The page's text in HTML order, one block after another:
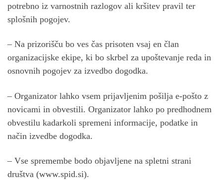
potrebno iz varnostnih razlogov ali kršitev pravil ter
splošnih pogojev.
– Na prizorišču bo ves čas prisoten vsaj en član
organizacijske ekipe, ki bo skrbel za upoštevanje reda in
osnovnih pogojev za izvedbo dogodka.
– Organizator lahko vsem prijavljenim pošilja e-pošto z
novicami in obvestili. Organizator lahko po predhodnem
obvestilu kadarkoli spremeni informacije, podatke in
način izvedbe dogodka.
– Vse spremembe bodo objavljene na spletni strani
društva (www.spid.si).